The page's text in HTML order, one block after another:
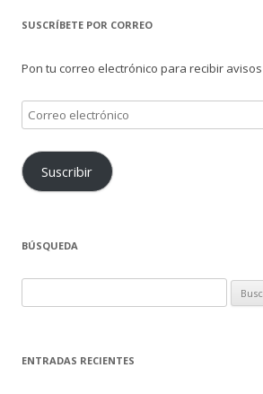
SUSCRÍBETE POR CORREO
Pon tu correo electrónico para recibir
Correo
electrónico
Suscribir
BÚSQUEDA
ENTRADAS RECIENTES